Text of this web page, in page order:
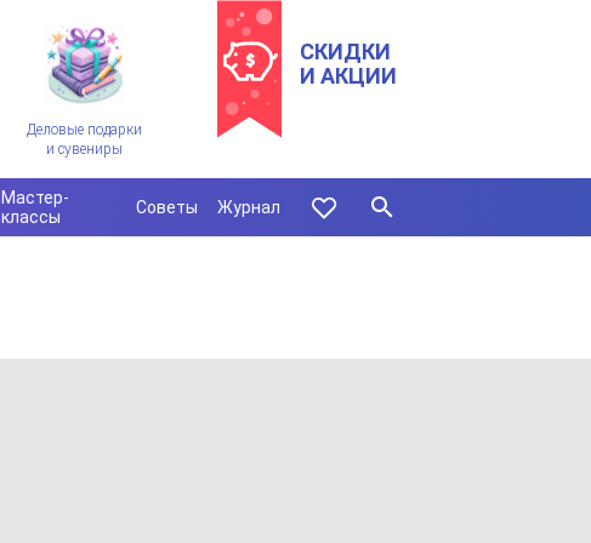
Деловые подарки
и сувениры
СКИДКИ
И АКЦИИ
Мастер-
классы
Советы Журнал